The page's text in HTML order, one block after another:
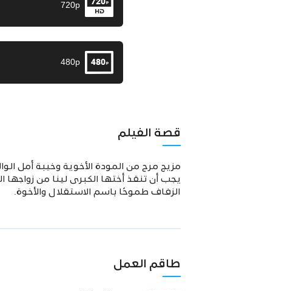
720p
480p
قصة الفيلم
يجب أن تنقذ أختها الكبرى لينا من
الزفاف طموحًا باسم الاستقلال والأخوة.
طاقم العمل